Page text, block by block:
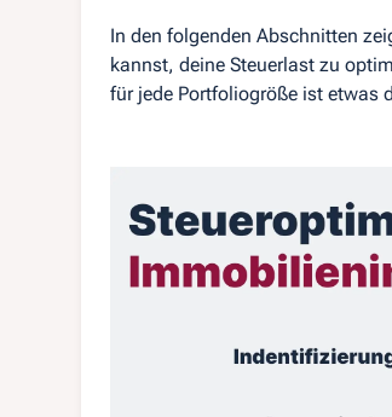
In den folgenden Abschnitten
kannst, deine Steuerlast zu
für jede Portfoliogröße ist etwas